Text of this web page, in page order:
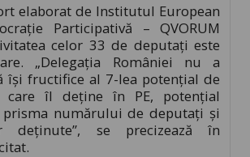
elaborat de Institutul European
Participativă – QVORUM
celor 33 de deputaţi este
„Delegaţia României nu a
îşi fructifice al 7-lea potenţial de
care îl deţine în PE, potenţial
numărului de deputaţi şi
deţinute”, se precizează în